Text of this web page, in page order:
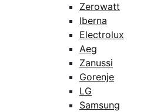
Zerowatt
Iberna
Electrolux
Aeg
Zanussi
Gorenje
LG
Samsung